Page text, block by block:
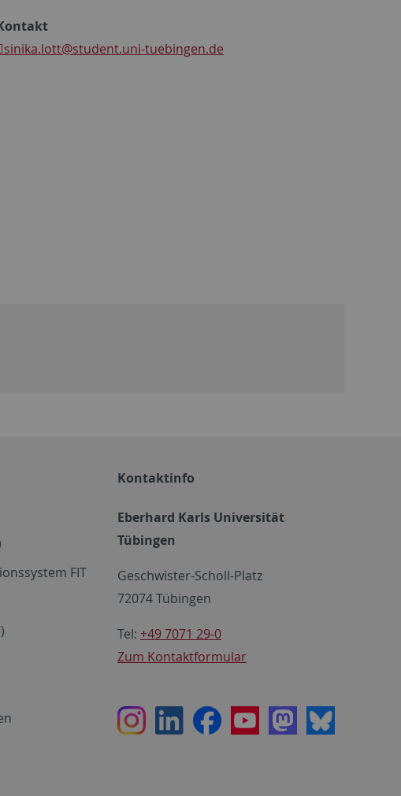
sinika.lott@student.uni-tuebingen.de
FIT
Kontaktinfo
Eberhard Karls Universität
Tübingen
Geschwister-Scholl-Platz
72074 Tübingen
Tel: +49 7071 29-0
Zum Kontaktformular
InstagramLinkedInFacebookYoutubeMastodon
Bluesky